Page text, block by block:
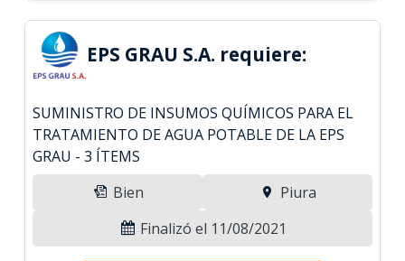
EPS GRAU S.A. requiere:
SUMINISTRO DE INSUMOS QUÍMICOS PARA EL
TRATAMIENTO DE AGUA POTABLE DE LA EPS
GRAU - 3 ÍTEMS
Bien
Piura
Finalizó el 11/08/2021